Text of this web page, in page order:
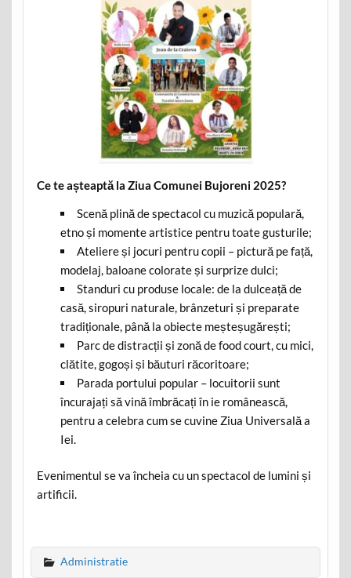
Ce te așteaptă la Ziua Comunei Bujoreni 2025?
Scenă plină de spectacol cu muzică populară,
etno și momente artistice pentru toate gusturile;
Ateliere și jocuri pentru copii – pictură pe față,
modelaj, baloane colorate și surprize dulci;
Standuri cu produse locale: de la dulceață de
casă, siropuri naturale, brânzeturi și preparate
tradiționale, până la obiecte meșteșugărești;
Parc de distracții și zonă de food court, cu mici,
clătite, gogoși și băuturi răcoritoare;
Parada portului popular – locuitorii sunt
încurajați să vină îmbrăcați în ie românească,
pentru a celebra cum se cuvine Ziua Universală a
Iei.
Evenimentul se va încheia cu un spectacol de lumini și
artificii.
Administratie